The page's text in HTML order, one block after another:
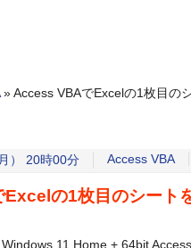
» Access VBAでExcelの1枚目の
） 20時00分 Access VBA
の1枚目のシート
11 Home + 64bit